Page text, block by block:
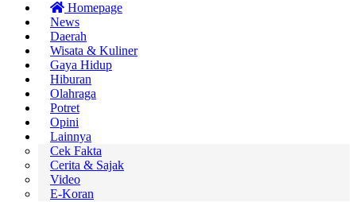
Homepage
News
Daerah
Wisata & Kuliner
Gaya Hidup
Hiburan
Olahraga
Potret
Opini
Lainnya
Cek Fakta
Cerita & Sajak
Video
E-Koran